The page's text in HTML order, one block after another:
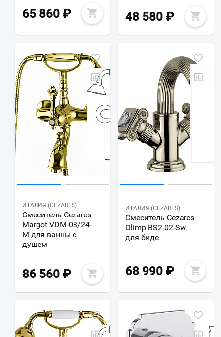
65 860 ₽ 48 580 ₽
ИТАЛИЯ (CEZARES)
Смеситель Cezares
Margot VDM-03/24-
M для ванны с
душем
86 560 ₽
ИТАЛИЯ (CEZARES)
Смеситель Cezares
Olimp BS2-02-Sw
для биде
68 990 ₽